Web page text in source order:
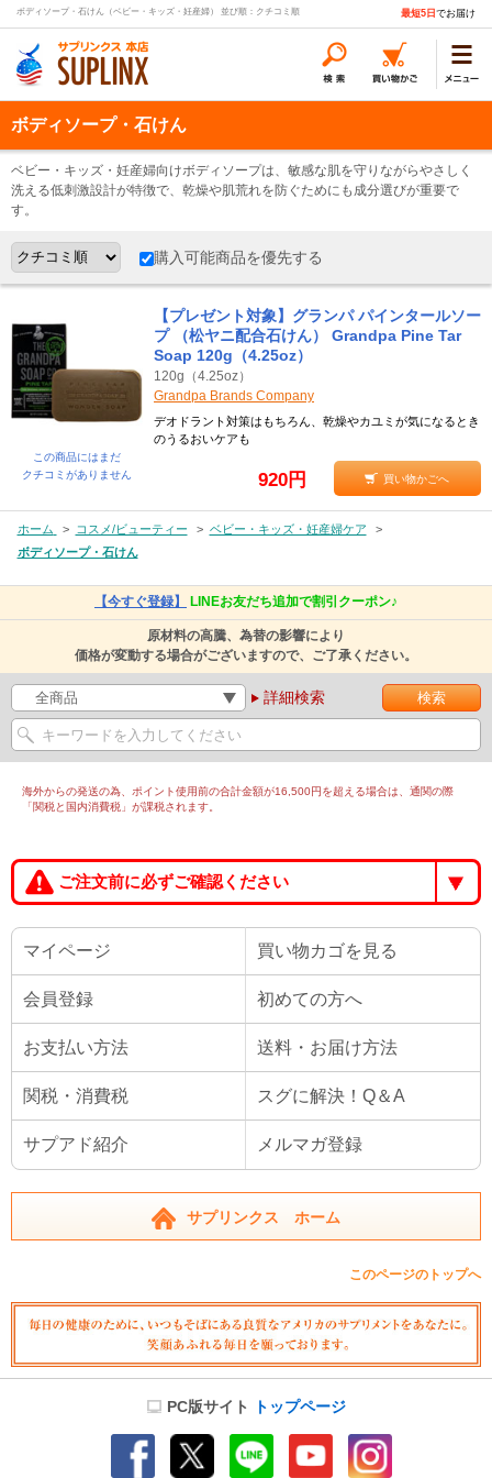
ボディソープ・石けん（ベビー・キッズ・妊産婦） 並び順：クチコミ順 最短5日 でお届け
ボディソープ・石けん
ベビー・キッズ・妊産婦向けボディソープは、敏感な肌を守りながらやさしく
洗える低刺激設計が特徴で、乾燥や肌荒れを防ぐためにも成分選びが重要で
す。
購入可能商品を優先する
この商品にはまだ
クチコミがありません
【プレゼント対象】グランパ パインタールソー
プ （松ヤニ配合石けん） Grandpa Pine Tar
Soap 120g（4.25oz）
120g（4.25oz）
Grandpa Brands Company
デオドラント対策はもちろん、乾燥やカユミが気になるとき
のうるおいケアも
920円 買い物かごへ
ホーム > コスメ/ビューティー > ベビー・キッズ・妊産婦ケア
>
ボディソープ・石けん
【今すぐ登録】 LINEお友だち追加で割引クーポン♪
原材料の高騰、為替の影響により
価格が変動する場合がございますので、ご了承ください。
詳細検索
海外からの発送の為、ポイント使用前の合計金額が16,500円を超える場合は、通関の際
「関税と国内消費税」が課税されます。
ご注文前に必ずご確認ください
マイページ 買い物カゴを見る
会員登録 初めての方へ
お支払い方法 送料・お届け方法
関税・消費税 スグに解決！Q＆A
サプアド紹介 メルマガ登録
サプリンクス ホーム
このページのトップへ
PC版サイト トップページ